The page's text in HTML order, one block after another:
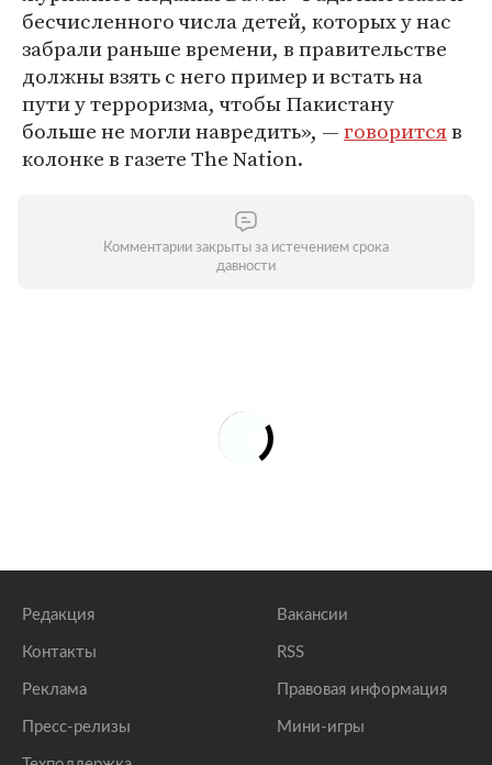
бесчисленного числа детей, которых у нас
забрали раньше времени, в правительстве
должны взять с него пример и встать на
пути у терроризма, чтобы Пакистану
больше не могли навредить», —говоритсяв
колонке в газете The Nation.
Комментарии закрыты за истечением срока
давности
Редакция
Контакты
Реклама
Пресс-релизы
Вакансии
RSS
Правовая информация
Мини-игры